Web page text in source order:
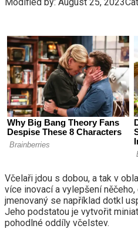
Včelaři jdou s dobou, a tak v
více inovací a vylepšení
jmenovaný se například dotkl
Jeho podstatou je vytvořit
pohodlné oddíly včelstev.